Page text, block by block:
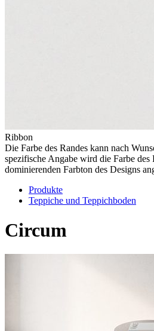
Ribbon
Die Farbe des Randes kann nach
spezifische Angabe wird die Farbe des
dominierenden Farbton des Designs
Produkte
Teppiche und Teppichboden
Circum